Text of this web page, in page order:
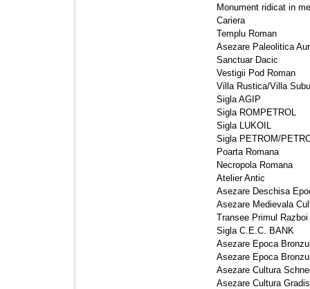
Monument ridicat in
Cariera
Templu Roman
Asezare Paleolitica
Sanctuar Dacic
Vestigii Pod Roman
Villa Rustica/Villa
Sigla AGIP
Sigla ROMPETROL
Sigla LUKOIL
Sigla PETROM/
Poarta Romana
Necropola Romana
Atelier Antic
Asezare Deschisa
Asezare Medievala
Transee Primul
Sigla C.E.C. BANK
Asezare Epoca
Asezare Epoca
Asezare Cultura
Asezare Cultura